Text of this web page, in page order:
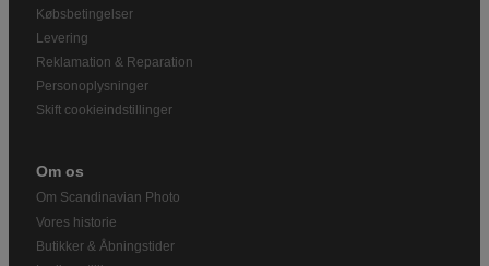
Købsbetingelser
Levering
Reklamation & Reparation
Personoplysninger
Skift cookieindstillinger
Om os
Om Scandinavian Photo
Vores historie
Butikker & Åbningstider